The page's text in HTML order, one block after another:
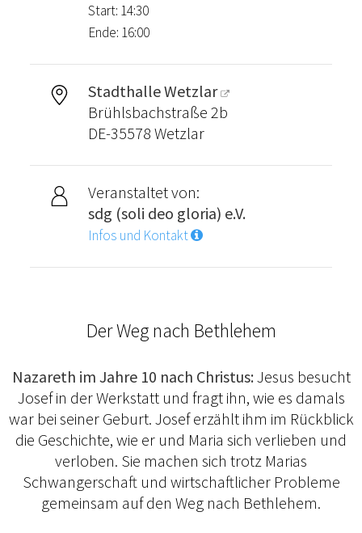
Start: 14:30
Ende: 16:00
Stadthalle Wetzlar
Brühlsbachstraße 2b
DE-35578 Wetzlar
Veranstaltet von:
sdg (soli deo gloria) e.V.
Infos und Kontakt
Der Weg nach Bethlehem
Nazareth im Jahre 10 nach Christus:Jesus besucht
Josef in der Werkstatt und fragt ihn, wie es damals
war bei seiner Geburt. Josef erzählt ihm im Rückblick
die Geschichte, wie er und Maria sich verlieben und
verloben. Sie machen sich trotz Marias
Schwangerschaft und wirtschaftlicher Probleme
gemeinsam auf den Weg nach Bethlehem.